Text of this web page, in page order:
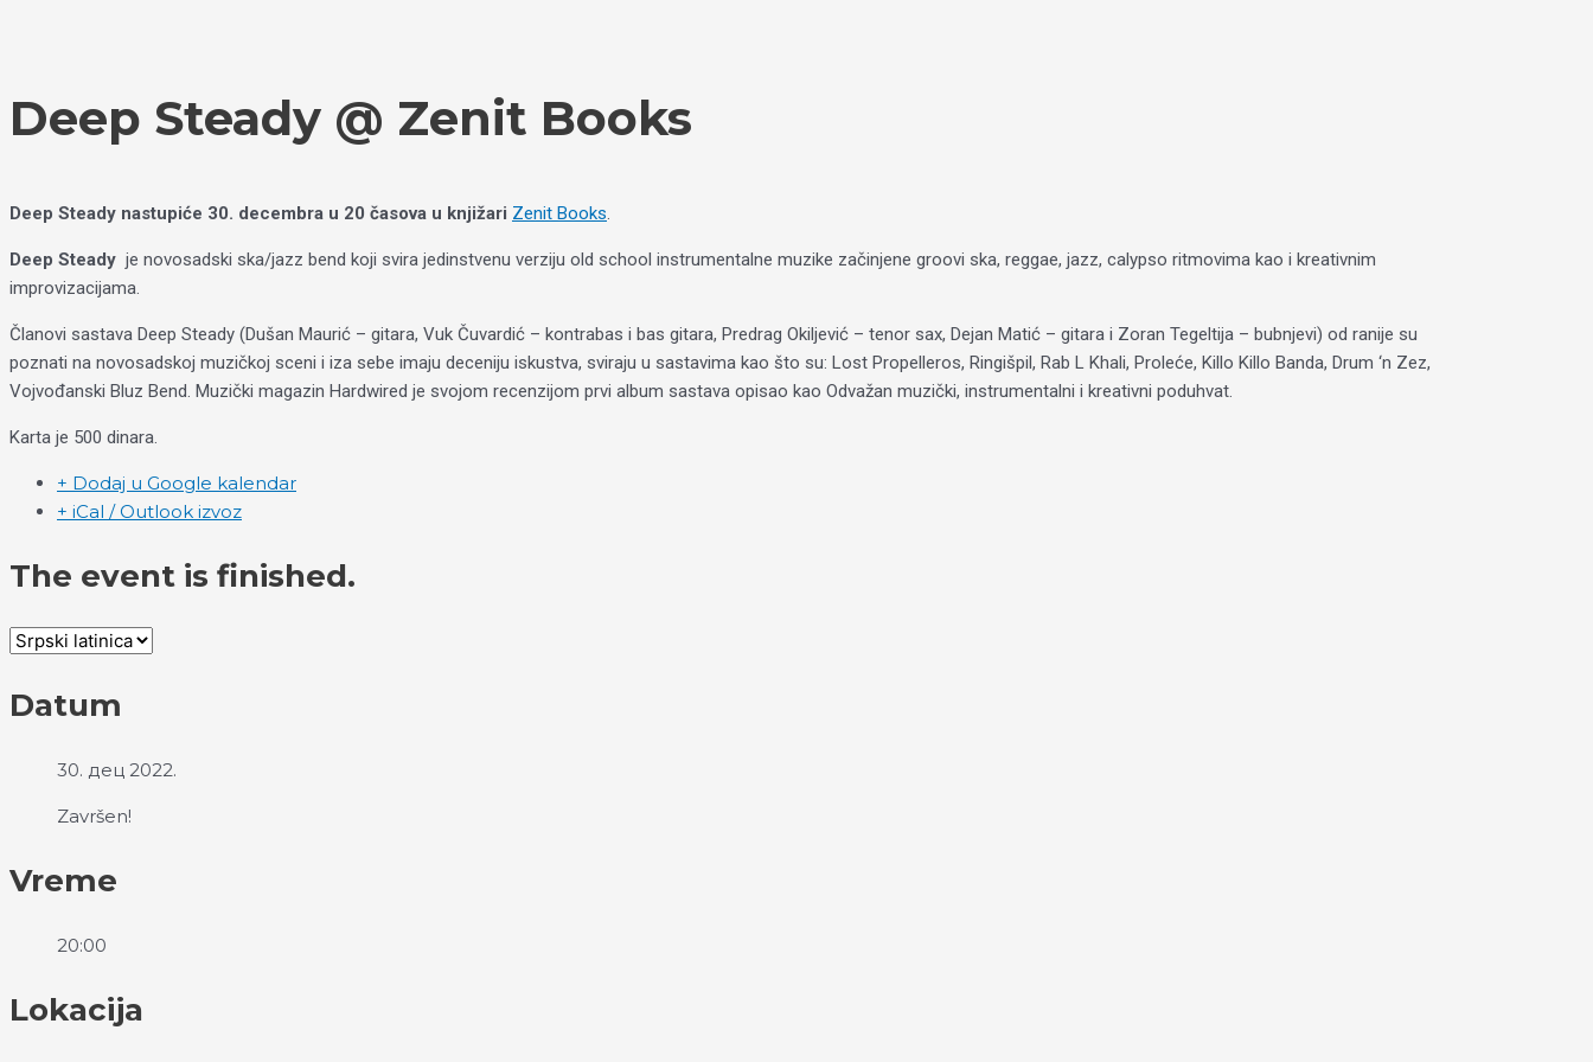
Deep Steady @ Zenit Books
Deep Steady nastupiće 30. decembra u 20 časova u knjižari Zenit Books.
Deep Steady je novosadski ska/jazz bend koji svira jedinstvenu verziju old school instrumentalne muzike začinjene groovi ska, reggae, jazz, calypso ritmovima kao i kreativnim
improvizacijama.
Članovi sastava Deep Steady (Dušan Maurić – gitara, Vuk Čuvardić – kontrabas i bas gitara, Predrag Okiljević – tenor sax, Dejan Matić – gitara i Zoran Tegeltija – bubnjevi) od ranije su
poznati na novosadskoj muzičkoj sceni i iza sebe imaju deceniju iskustva, sviraju u sastavima kao što su: Lost Propelleros, Ringišpil, Rab L Khali, Proleće, Killo Killo Banda, Drum ‘n Zez,
Vojvođanski Bluz Bend. Muzički magazin Hardwired je svojom recenzijom prvi album sastava opisao kao Odvažan muzički, instrumentalni i kreativni poduhvat.
Karta je 500 dinara.
+ Dodaj u Google kalendar
+ iCal / Outlook izvoz
The event is finished.
Datum
30. дец 2022.
Završen!
Vreme
20:00
Lokacija